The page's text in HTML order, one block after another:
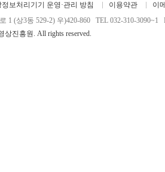
정보처리기기 운영·관리 방침 이용약관
이
1 (상3동 529-2) 우)420-860 TEL 032-310-3090~1
진흥원. All rights reserved.